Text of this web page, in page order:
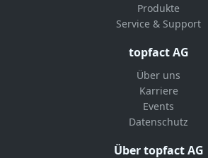
Produkte
Service & Support
topfact AG
Über uns
Karriere
Events
Datenschutz
Über topfact AG